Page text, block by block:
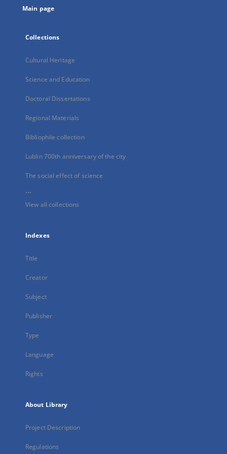
Main page
Collections
Cultural Heritage
Science and Education
Doctoral Dissertations
Regional Materials
Bibliophile collection
Lublin 700th anniversary of the city
The social effect of science
...
View all collections
Indexes
Title
Creator
Subject
Publisher
Type
Language
Rights
About Library
Project Description
Regulations